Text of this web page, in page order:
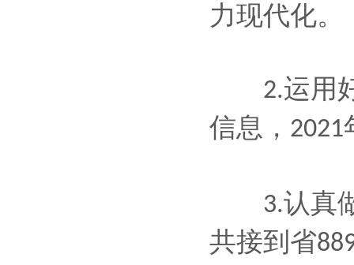
力现代化。
2.运用
信息， 2021
3.认真
共接到省